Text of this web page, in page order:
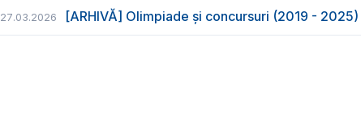
27.03.2026 [ARHIVĂ] Olimpiade și concursuri (2019 - 2025)